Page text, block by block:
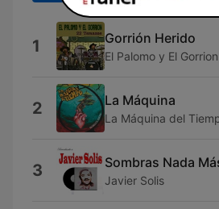
1 Gorrión Herido
El Palomo y El Gorrion
2 La Máquina
La Máquina del
3 Sombras Nada
Javier Solis